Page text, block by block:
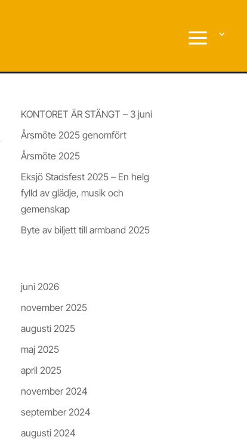
KONTORET ÄR STÄNGT – 3 juni
Årsmöte 2025 genomfört
Årsmöte 2025
Eksjö Stadsfest 2025 – En helg
fylld av glädje, musik och
gemenskap
Byte av biljett till armband 2025
juni 2026
november 2025
augusti 2025
maj 2025
april 2025
november 2024
september 2024
augusti 2024